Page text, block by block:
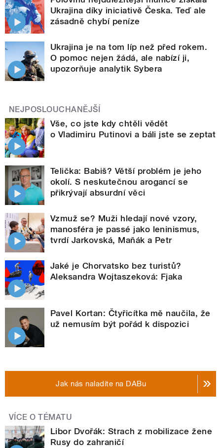
Ukrajina díky iniciativě Česka. Teď ale
zásadně chybí peníze
Ukrajina je na tom líp než před rokem.
O pomoc nejen žádá, ale nabízí ji,
upozorňuje analytik Sybera
NEJPOSLOUCHANĚJŠÍ
Vše, co jste kdy chtěli vědět
o Vladimiru Putinovi a báli jste se zeptat
Telička: Babiš? Větší problém je jeho
okolí. S neskutečnou arogancí se
přikrývají absurdní věci
Vzmuž se? Muži hledají nové vzory,
manosféra je passé jako leninismus,
tvrdí Jarkovská, Maňák a Petr
Jaké je Chorvatsko bez turistů?
Aleksandra Wojtaszeková: Fjaka
Pavel Kortan: Čtyřicítka mě naučila, že
už nemusím být pořád k dispozici
Jak nás naladíte na DABu
VÍCE O TÉMATU
Libor Dvořák: Strach z mobilizace žene
Rusy do zahraničí